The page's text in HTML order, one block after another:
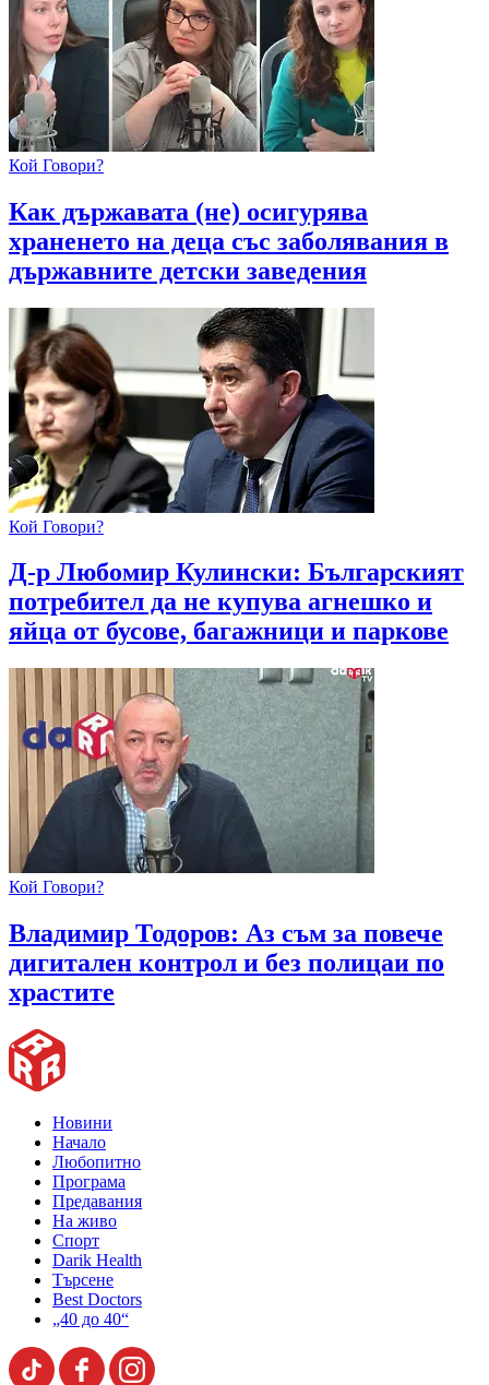
Кой Говори?
Как държавата (не) осигурява
храненето на деца със заболявания в
държавните детски заведения
Кой Говори?
Д-р Любомир Кулински: Българският
потребител да не купува агнешко и
яйца от бусове, багажници и паркове
Кой Говори?
Владимир Тодоров: Аз съм за повече
дигитален контрол и без полицаи по
храстите
Новини
Начало
Любопитно
Програма
Предавания
На живо
Спорт
Darik Health
Търсене
Best Doctors
„40 до 40“